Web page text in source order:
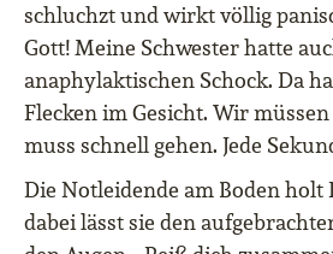
schluchzt und wirkt völlig
Gott! Meine Schwester hatte
anaphylaktischen Schock. Da
Flecken im Gesicht. Wir
muss schnell gehen. Jede
Die Notleidende am Boden
dabei lässt sie den